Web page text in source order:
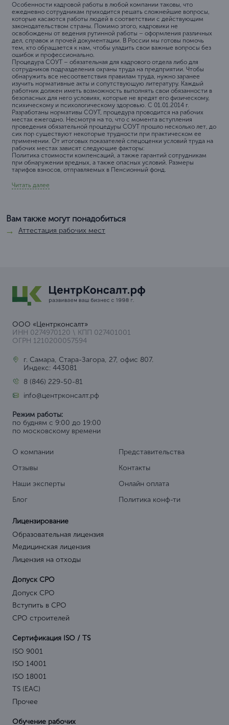
Особенности кадровой работы в любой компании таковы, что
ежедневно сотрудникам приходится решать сложнейшие вопросы,
которые касаются работы людей в соответствии с действующим
законодательством страны. Помимо этого, кадровики не
освобождены от ведения рутинной работы – оформления различных
дел, справок и прочей документации. В России мы готовы помочь
тем, кто обращается к нам, чтобы уладить свои важные вопросы без
ошибок и профессионально.
Процедура СОУТ – обязательная для кадрового отдела либо для
сотрудников подразделения охраны труда на предприятии. Чтобы
обнаружить все несоответствия правилам труда, нужно заранее
изучить нормативные акты и сопутствующую литературу. Каждый
работник должен иметь возможность выполнять свои обязанности в
безопасных для него условиях, которые не вредят его физическому,
психическому и психологическому здоровью. С 01.01.2014 г.
Разработаны нормативы СОУТ, процедура проводится на рабочих
местах ежегодно. Несмотря на то, что с момента вступления
проведения обязательной процедуры СОУТ прошло несколько лет, до
сих пор существуют некоторые трудности при практическом ее
применении. От итоговых показателей спецоценки условий труда на
рабочих местах зависят следующие факторы:
Политика стоимости компенсаций, а также гарантий сотрудникам
при обнаружении вредных, а также опасных условий. Размеры
тарифов взносов, отправляемых в Пенсионный фонд.
Читать далее
Вам также могут понадобиться
Аттестация рабочих мест
ООО «Центрконсалт»
ИНН 0274970120 \ КПП 027401001
ОГРН 1210200057594
г. Самара, Стара-Загора, 27, офис 807.
Индекс: 443081
8 (846) 229-50-81
info@центрконсалт.рф
Режим работы:
по будням с 9:00 до 19:00
по московскому времени
О компании
Отзывы
Наши эксперты
Блог
Представительства
Контакты
Онлайн оплата
Политика конф-ти
Лицензирование
Образовательная лицензия
Медицинская лицензия
Лицензия на отходы
Допуск СРО
Допуск СРО
Вступить в СРО
СРО строителей
Сертификация ISO / TS
ISO 9001
ISO 14001
ISO 18001
TS (EAC)
Прочее
Обучение рабочих